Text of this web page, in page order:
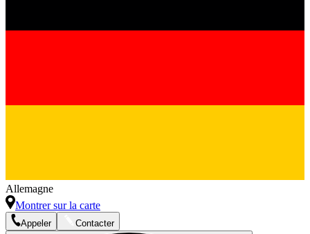
Allemagne
Montrer sur la carte
Appeler Contacter